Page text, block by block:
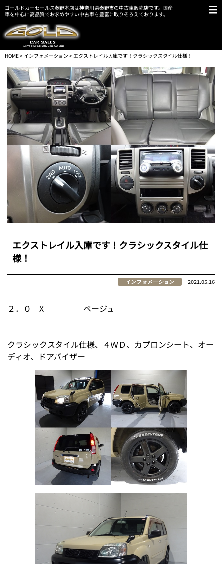
ゴールドカーセールス秦野本店は神奈川県秦野市の中古車販売店です。国産
車を中心に高品質でお求めやすい中古車を豊富に取りそろえております。
HOME> インフォメーション > エクストレイル入庫です！クラシックスタイル仕様！
エクストレイル入庫です！クラシックスタイル仕
様！
インフォメーション 2021.05.16
２．０ X ベージュ
クラシックスタイル仕様、４ＷＤ、カプロンシート、オー
ディオ、ドアバイザー